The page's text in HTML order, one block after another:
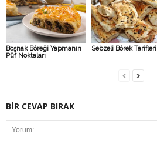
Boşnak Böreği Yapmanın
Püf Noktaları
Sebzeli Börek Tarifleri
BİR CEVAP BIRAK